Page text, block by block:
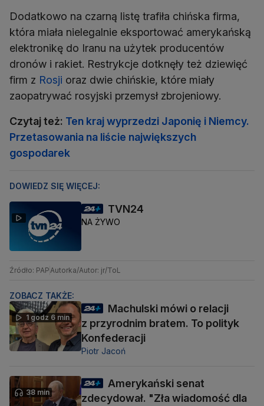
Dodatkowo na czarną listę trafiła chińska firma,
która miała nielegalnie eksportować amerykańską
elektronikę do Iranu na użytek producentów
dronów i rakiet. Restrykcje dotknęły też dziewięć
firm z Rosji oraz dwie chińskie, które miały
zaopatrywać rosyjski przemysł zbrojeniowy.
Czytaj też: Ten kraj wyprzedzi Japonię i Niemcy.
Przetasowania na liście największych
gospodarek
DOWIEDZ SIĘ WIĘCEJ:
TVN24
NA ŻYWO
Źródło: PAPAutorka/Autor: jr/ToL
ZOBACZ TAKŻE:
1 godz 6 min
Machulski mówi o relacji
z przyrodnim bratem. To polityk
Konfederacji
Piotr Jacoń
38 min
Amerykański senat
zdecydował. "Zła wiadomość dla